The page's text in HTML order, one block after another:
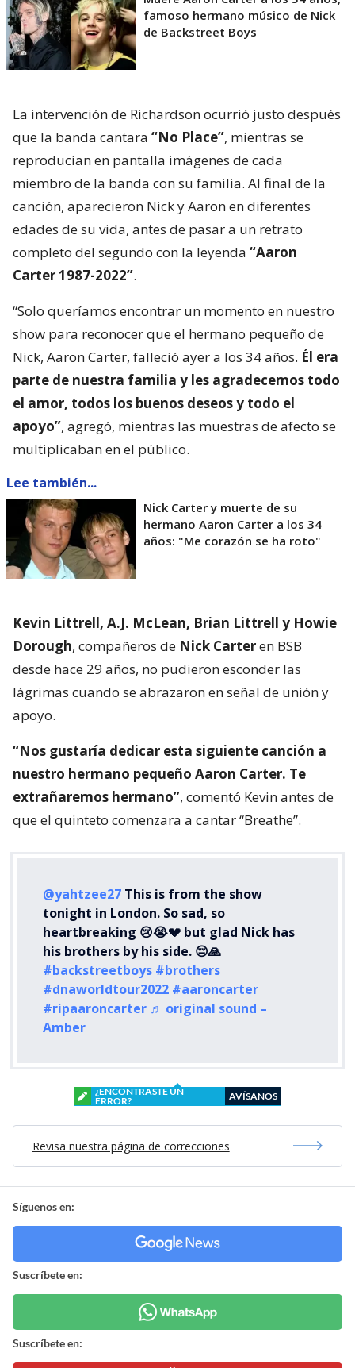
famoso hermano músico de Nick
de Backstreet Boys
La intervención de Richardson ocurrió justo después
que la banda cantara “No Place”, mientras se
reproducían en pantalla imágenes de cada
miembro de la banda con su familia. Al final de la
canción, aparecieron Nick y Aaron en diferentes
edades de su vida, antes de pasar a un retrato
completo del segundo con la leyenda “Aaron
Carter 1987-2022”.
“Solo queríamos encontrar un momento en nuestro
show para reconocer que el hermano pequeño de
Nick, Aaron Carter, falleció ayer a los 34 años. Él era
parte de nuestra familia y les agradecemos todo
el amor, todos los buenos deseos y todo el
apoyo”, agregó, mientras las muestras de afecto se
multiplicaban en el público.
Lee también...
Nick Carter y muerte de su
hermano Aaron Carter a los 34
años: "Me corazón se ha roto"
Kevin Littrell, A.J. McLean, Brian Littrell y Howie
Dorough, compañeros de Nick Carteren BSB
desde hace 29 años, no pudieron esconder las
lágrimas cuando se abrazaron en señal de unión y
apoyo.
“Nos gustaría dedicar esta siguiente canción a
nuestro hermano pequeño Aaron Carter. Te
extrañaremos hermano”, comentó Kevin antes de
que el quinteto comenzara a cantar “Breathe”.
@yahtzee27 This is from the show
tonight in London. So sad, so
heartbreaking 😢😭💔 but glad Nick has
his brothers by his side. 😔🙏
#backstreetboys #brothers
#dnaworldtour2022 #aaroncarter
#ripaaroncarter ♬ original sound –
Amber
¿ENCONTRASTE UN
ERROR?
AVÍSANOS
Revisa nuestra página de correcciones
Síguenos en:
Suscríbete en:
Suscríbete en: